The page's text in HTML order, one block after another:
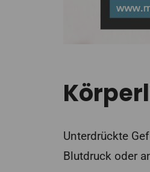
Unterdrückte
Blutdruck oder